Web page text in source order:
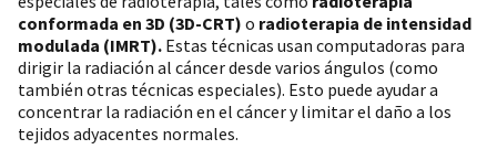
conformada en 3D (3D-CRT) o radioterapia de intensidad
modulada (IMRT). Estas técnicas usan computadoras para
dirigir la radiación al cáncer desde varios ángulos (como
también otras técnicas especiales). Esto puede ayudar a
concentrar la radiación en el cáncer y limitar el daño a los
tejidos adyacentes normales.